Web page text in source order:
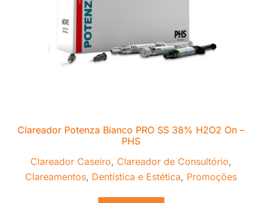
Clareador Potenza Bianco PRO SS 38% H2O2 On –
PHS
Clareador Caseiro, Clareador de Consultório,
Clareamentos, Dentística e Estética, Promoções